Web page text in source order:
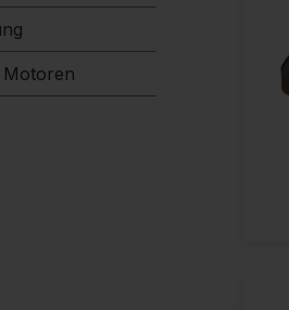
Motoren